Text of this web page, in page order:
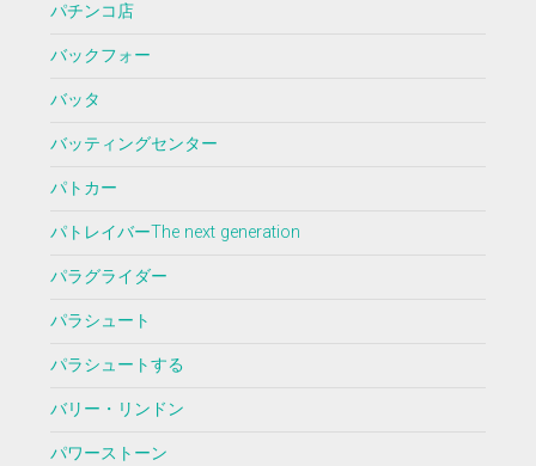
パチンコ店
バックフォー
バッタ
バッティングセンター
パトカー
パトレイバーThe next generation
パラグライダー
パラシュート
パラシュートする
バリー・リンドン
パワーストーン